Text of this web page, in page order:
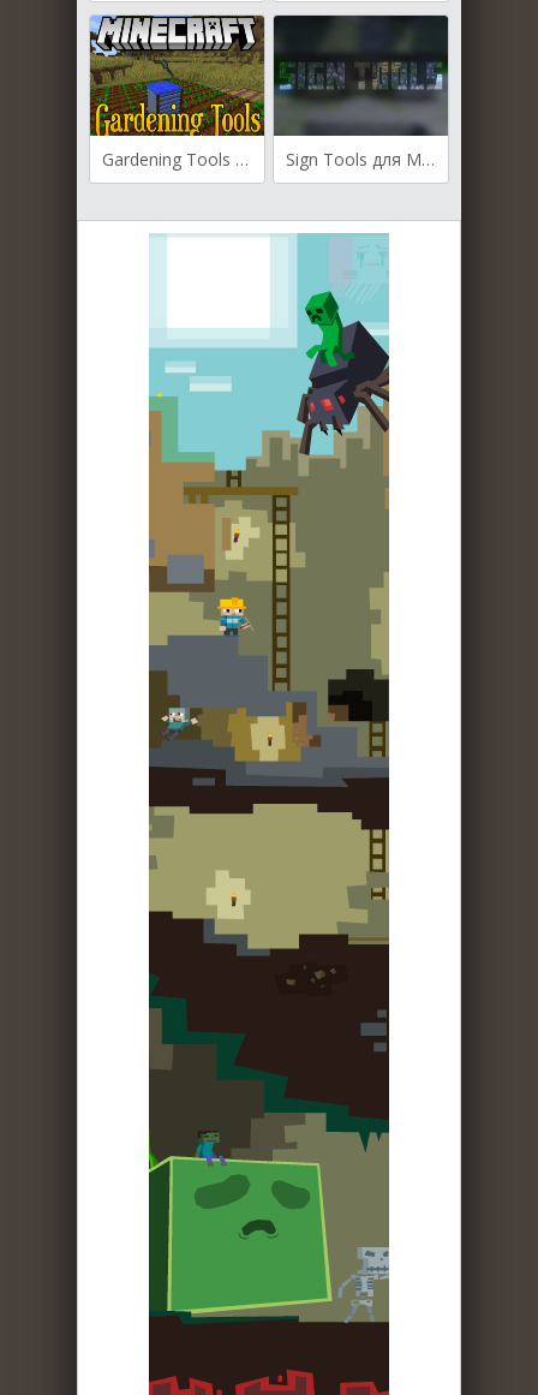
Gardening Tools для Майнкрафт [1.19.4, 1.19.2, 1.19.1] Sign Tools для Майнкрафт [1.19.3, 1.19.2, 1.18.2]